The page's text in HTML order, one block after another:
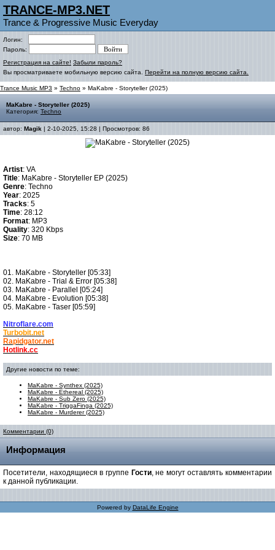
TRANCE-MP3.NET
Trance & Progressive Music Everyday
Логин:
Пароль:
Регистрация на сайте! Забыли пароль?
Вы просматриваете мобильную версию сайта. Перейти на полную версию сайта.
Trance Music MP3 » Techno » MaKabre - Storyteller (2025)
MaKabre - Storyteller (2025)
Категория: Techno
автор: Magik | 2-10-2025, 15:28 | Просмотров: 86
Artist: VA
Title: MaKabre - Storyteller EP (2025)
Genre: Techno
Year: 2025
Tracks: 5
Time: 28:12
Format: MP3
Quality: 320 Kbps
Size: 70 MB
01. MaKabre - Storyteller [05:33]
02. MaKabre - Trial & Error [05:38]
03. MaKabre - Parallel [05:24]
04. MaKabre - Evolution [05:38]
05. MaKabre - Taser [05:59]
Nitroflare.com
Turbobit.net
Rapidgator.net
Hotlink.cc
Другие новости по теме:
MaKabre - Synthex (2025)
MaKabre - Ethereal (2025)
MaKabre - Sub Zero (2025)
MaKabre - TriggaFinga (2025)
MaKabre - Murderer (2025)
Комментарии (0)
Информация
Посетители, находящиеся в группе Гости, не могут оставлять комментарии
к данной публикации.
Powered by DataLife Engine